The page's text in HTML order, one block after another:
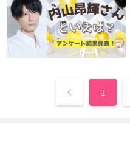
1